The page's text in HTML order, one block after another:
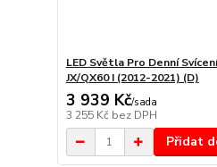
LED Světla Pro Denní
JX/QX60 I (2012-2021) (D)
3 939 Kč/sada
3 255 Kč bez DPH
Přidat